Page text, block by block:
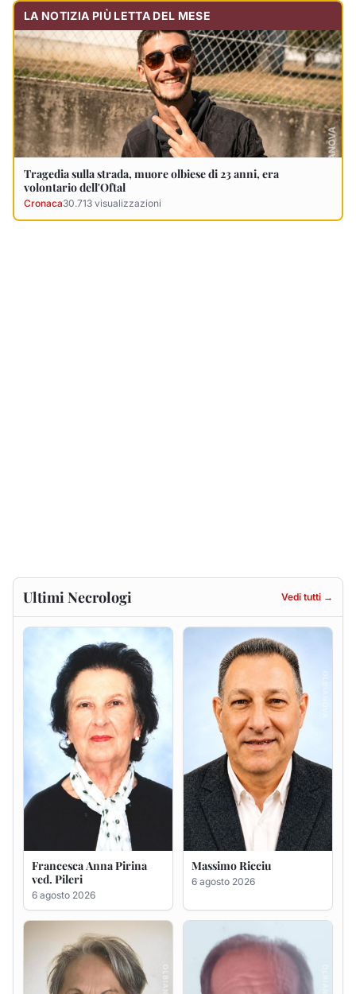
Francesca Anna Pirina
ved. Pileri
6 agosto 2026
Massimo Ricciu
6 agosto 2026
Maria Teresa Floris ved.
6 agosto 2026
Renzo Murrai
5 agosto 2026